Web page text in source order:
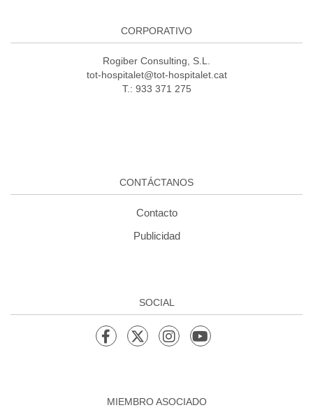
CORPORATIVO
Rogiber Consulting, S.L.
tot-hospitalet@tot-hospitalet.cat
T.: 933 371 275
CONTÁCTANOS
Contacto
Publicidad
SOCIAL
MIEMBRO ASOCIADO